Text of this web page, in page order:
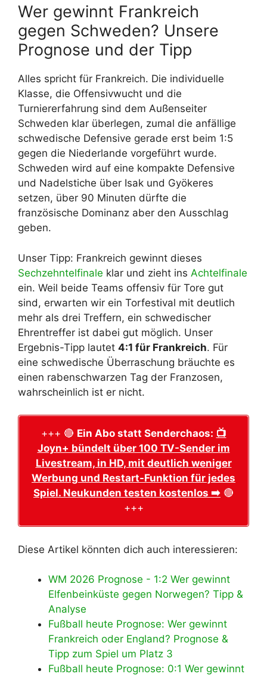
Wer gewinnt Frankreich
gegen Schweden? Unsere
Prognose und der Tipp
Alles spricht für Frankreich. Die individuelle
Klasse, die Offensivwucht und die
Turniererfahrung sind dem Außenseiter
Schweden klar überlegen, zumal die anfällige
schwedische Defensive gerade erst beim 1:5
gegen die Niederlande vorgeführt wurde.
Schweden wird auf eine kompakte Defensive
und Nadelstiche über Isak und Gyökeres
setzen, über 90 Minuten dürfte die
französische Dominanz aber den Ausschlag
geben.
Unser Tipp: Frankreich gewinnt dieses
Sechzehntelfinale klar und zieht ins Achtelfinale
ein. Weil beide Teams offensiv für Tore gut
sind, erwarten wir ein Torfestival mit deutlich
mehr als drei Treffern, ein schwedischer
Ehrentreffer ist dabei gut möglich. Unser
Ergebnis-Tipp lautet 4:1 für Frankreich. Für
eine schwedische Überraschung bräuchte es
einen rabenschwarzen Tag der Franzosen,
wahrscheinlich ist er nicht.
+++ 🔴 Ein Abo statt Senderchaos: 📺
Joyn+ bündelt über 100 TV-Sender im
Livestream, in HD, mit deutlich weniger
Werbung und Restart-Funktion für jedes
Spiel. Neukunden testen kostenlos ➡️ 🔴
+++
Diese Artikel könnten dich auch interessieren:
WM 2026 Prognose - 1:2 Wer gewinnt
Elfenbeinküste gegen Norwegen? Tipp &
Analyse
Fußball heute Prognose: Wer gewinnt
Frankreich oder England? Prognose &
Tipp zum Spiel um Platz 3
Fußball heute Prognose: 0:1 Wer gewinnt